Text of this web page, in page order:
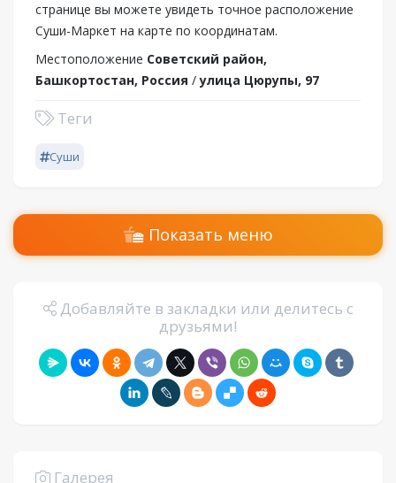
странице вы можете увидеть точное расположение
Суши-Маркет на карте по координатам.
Местоположение Советский район,
Башкортостан, Россия /улица Цюрупы, 97
Теги
Суши
Показать меню
Добавляйте в закладки или делитесь с
друзьями!
Галерея